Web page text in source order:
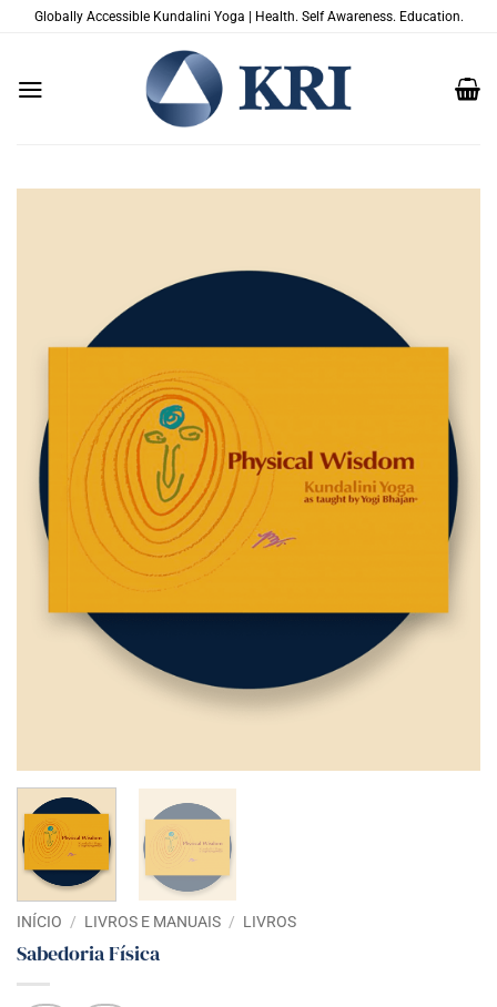
Globally Accessible Kundalini Yoga | Health. Self Awareness. Education.
INÍCIO / LIVROS E MANUAIS / LIVROS
Sabedoria Física